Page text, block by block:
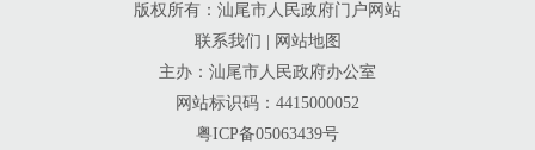
版权所有：汕尾市人民政府门户网站
联系我们
网站地图
主办：汕尾市人民政府办公室
网站标识码：4415000052
粤ICP备05063439号